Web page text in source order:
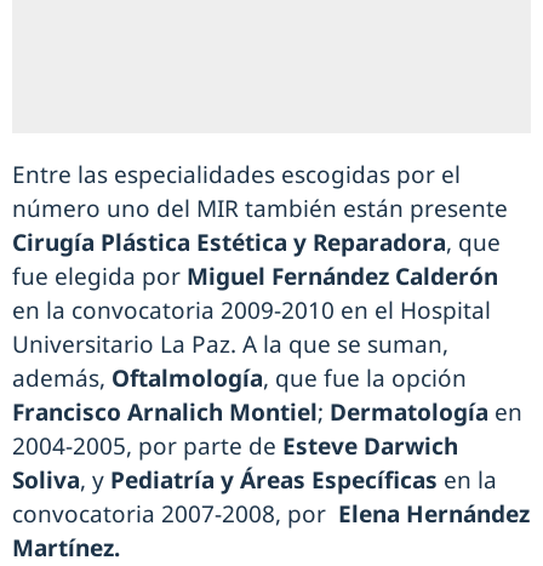
Entre las especialidades escogidas por el
número uno del MIR también están presente
Cirugía Plástica Estética y Reparadora, que
fue elegida por Miguel Fernández Calderón
en la convocatoria 2009-2010 en el Hospital
Universitario La Paz. A la que se suman,
además, Oftalmología, que fue la opción
Francisco Arnalich Montiel; Dermatología en
2004-2005, por parte de Esteve Darwich
Soliva, y Pediatría y Áreas Específicas en la
convocatoria 2007-2008, por Elena Hernández
Martínez.